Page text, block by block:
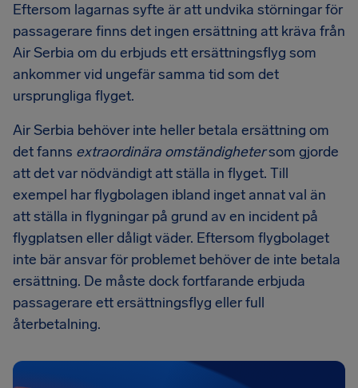
Eftersom lagarnas syfte är att undvika störningar för
passagerare finns det ingen ersättning att kräva från
Air Serbia om du erbjuds ett ersättningsflyg som
ankommer vid ungefär samma tid som det
ursprungliga flyget.
Air Serbia behöver inte heller betala ersättning om
det fanns extraordinära omständighetersom gjorde
att det var nödvändigt att ställa in flyget. Till
exempel har flygbolagen ibland inget annat val än
att ställa in flygningar på grund av en incident på
flygplatsen eller dåligt väder. Eftersom flygbolaget
inte bär ansvar för problemet behöver de inte betala
ersättning. De måste dock fortfarande erbjuda
passagerare ett ersättningsflyg eller full
återbetalning.